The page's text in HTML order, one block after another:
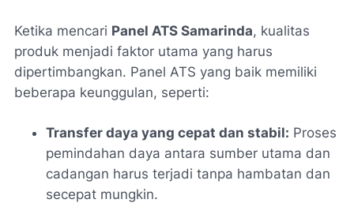
Ketika mencari Panel ATS Samarinda, kualitas
produk menjadi faktor utama yang harus
dipertimbangkan. Panel ATS yang baik memiliki
beberapa keunggulan, seperti:
Transfer daya yang cepat dan stabil: Proses
pemindahan daya antara sumber utama dan
cadangan harus terjadi tanpa hambatan dan
secepat mungkin.